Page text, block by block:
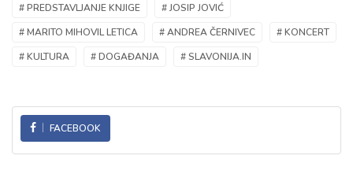
# PREDSTAVLJANJE KNJIGE
# JOSIP JOVIĆ
# MARITO MIHOVIL LETICA
# ANDREA ČERNIVEC
# KONCERT
# KULTURA
# DOGAĐANJA # SLAVONIJA.IN
FACEBOOK